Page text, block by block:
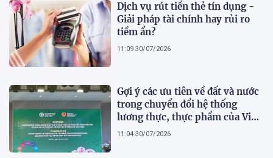
Dịch vụ rút tiền thẻ tín dụng -
Giải pháp tài chính hay rủi ro
tiềm ẩn?
11:09 30/07/2026
Gợi ý các ưu tiên về đất và nước
trong chuyển đổi hệ thống
lương thực, thực phẩm của Việt
Nam theo FAO Roadmap
11:04 30/07/2026